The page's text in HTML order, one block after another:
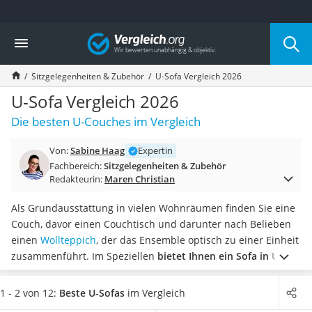
Die beliebtesten Vergleiche nach Kategorie
Wohnen
Matratzen-Topper
Matratzen
Konferenzlautsprecher
Tageslichtlampe
Badlüfter
Bürohocker
Außenleuchte mit Kamera
Akku-Tischlampe
Konferenzmikrofon
Klappmatratze
Duschkopf mit Kalkfilter
Aktenvernichter Sicherheitsstufe 4
Bettgitter
Vergleich
Sitzgelegenheiten & Zubehör U-Sofa Vergleich 2026
U-Sofa Vergleich 2026
Die besten U-Couches im Vergleich
Von:Sabine Haag
Expertin
Fachbereich:Sitzgelegenheiten & Zubehör
Redakteurin: Maren Christian
Als Grundausstattung in vielen Wohnräumen finden Sie eine
Couch, davor einen Couchtisch und darunter nach Belieben
einen Wollteppich, der das Ensemble optisch zu einer Einheit
zusammenführt. Im Speziellen bietet Ihnen ein Sofa in U-
Form viel Platz für Freunde und Familie. Dabei entscheidet
die Größe über die verfügbaren Sitzplätze.
1 - 2 von 12: Beste U-Sofas im Vergleich